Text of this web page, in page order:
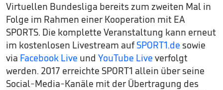
Virtuellen Bundesliga bereits zum zweiten Mal in
Folge im Rahmen einer Kooperation mit EA
SPORTS. Die komplette Veranstaltung kann erneut
im kostenlosen Livestream aufSPORT1.de sowie
via Facebook Live und YouTube Live verfolgt
werden. 2017 erreichte SPORT1 allein über seine
Social-Media-Kanäle mit der Übertragung des